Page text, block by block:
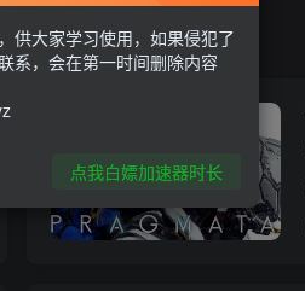
供大家学习使用，如果侵犯了
系，会在第一时间删除内容
点我白嫖加速器时长